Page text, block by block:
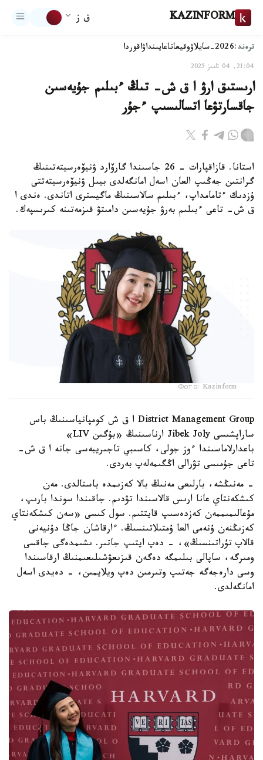
KAZINFORM ق ز
ترەند:2026-سايلاۋ وقيعاتاعايىنداۋاقوردا
21:04, 04 تامىز 2025
ارىستىق ارۋ ا ق ش- تىڭ ءبىلىم جۇيەسىن
جاقسارتۋعا اتسالىسىپ ءجۇر
استانا. قازاقپارات - 26 جاسىندا گارۆارد ۋنيۆەرسيتەتىنىڭ
گرانتىن جەڭىپ العان اسەل امانگەلدى بيىل ۋنيۆەرسيتەتتى
ۇزدىك ءتامامداپ، ءبىلىم سالاسىنىڭ ماگيسترى اتاندى. ەندى ا
ق ش- تاعى ءبىلىم بەرۋ جۇيەسىن دامىتۋ قىزمەتىنە كىرىسپەك.
Фото: Kazinform
District Management Group ا ق ش كومپانياسىنىڭ باس
ساراپشىسى Jibek Joly ارناسىنىڭ «بۇگىن LIV»
باعدارلاماسىندا ءوز جولى، كاسىبي تاجىريبەسى جانە ا ق ش-
تاعى جۇمىسى تۋرالى اڭگىمەلەپ بەردى.
- مەنىڭشە، بارلىعى مەنىڭ بالا كەزىمدە باستالدى. مەن
كىشكەنتاي عانا ارىس قالاسىندا تۋدىم. جاقىندا سوندا بارىپ،
مۇعالىمىممەن كەزدەسىپ قايتتىم. سول كىسى «سەن كىشكەنتاي
كەزىڭنەن ۇنەمى العا ۇمتىلاتىنسىڭ. ءارقاشان جاڭا دۇنيەنى
قالاپ تۇراتىنسىڭ»، - دەپ ايتىپ جاتىر. ىشىمدەگى جاقسى
ومىرگە، ساپالى بىلىمگە دەگەن قىزىعۋشىلىعىمنىڭ ارقاسىندا
وسى دارەجەگە جەتىپ وتىرمىن دەپ ويلايمىن، - دەيدى اسەل
امانگەلدى.